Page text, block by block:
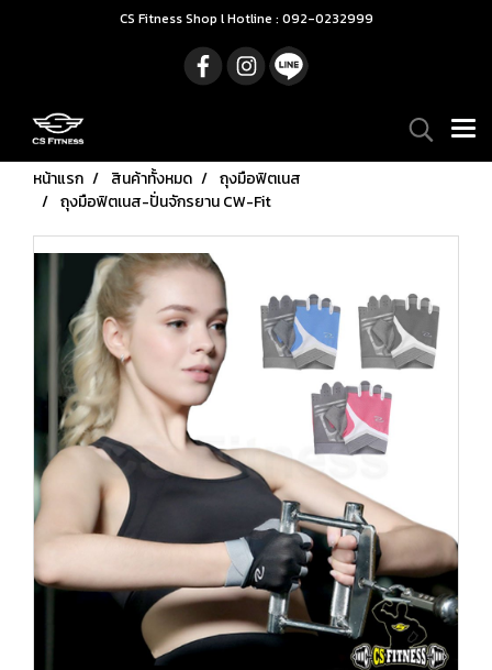
CS Fitness Shop l Hotline : 092-0232999
หน้าแรก สินค้าทั้งหมด
ถุงมือฟิตเนส
ถุงมือฟิตเนส-ปั่นจักรยาน CW-Fit